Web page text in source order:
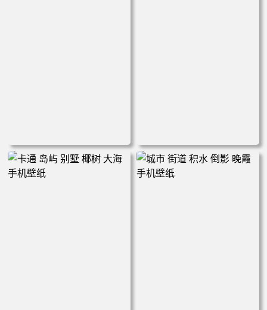
动漫 蜡笔小新 漫画 可爱 手机
壁纸
动漫 蜡笔小新 手机壁纸